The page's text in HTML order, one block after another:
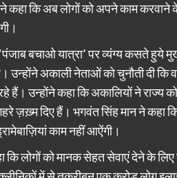
कहा कि अब लोगों को अपने काम
बचाओ यात्रा’ पर व्यंग्य कसते हुये
उन्होंने अकाली नेताओं को चुनौती दी
हैं। उन्होंने कहा कि अकालियों ने राज्य
ज़ख़्म दिए हैं। भगवंत सिंह मान ने
काम नहीं आऐंगी।
कि लोगों को मानक सेहत सेवाएं देने के